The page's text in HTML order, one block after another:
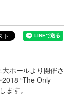
ホールより開催さ
“The Only
ます。